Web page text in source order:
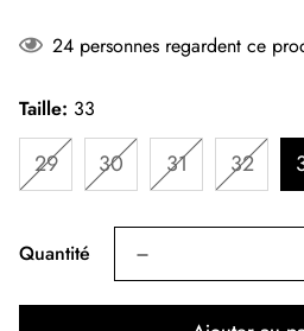
24 personnes regardent ce
Taille: 33
29 30 31 32
Quantité